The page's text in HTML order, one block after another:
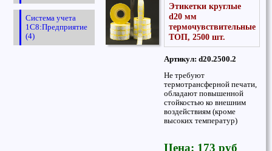
Система учета
1С8:Предприятие
(4)
Этикетки круглые
d20 мм
термочувствительные
ТОП, 2500 шт.
Артикул: d20.2500.2
Не требуют
термотрансферной печати,
обладают повышенной
стойкостью ко внешним
воздействиям (кроме
высоких температур)
Цена: 173 руб